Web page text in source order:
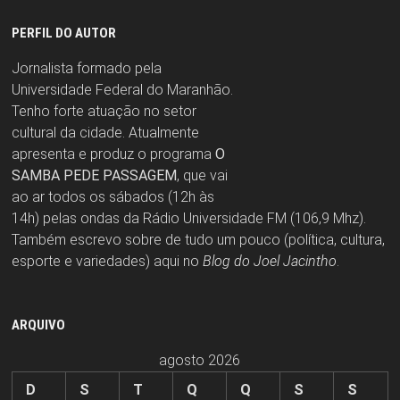
PERFIL DO AUTOR
Jornalista formado pela
Universidade Federal do Maranhão.
Tenho forte atuação no setor
cultural da cidade. Atualmente
apresenta e produz o programa O
SAMBA PEDE PASSAGEM, que vai
ao ar todos os sábados (12h às
14h) pelas ondas da Rádio Universidade FM (106,9 Mhz).
Também escrevo sobre de tudo um pouco (política, cultura,
esporte e variedades) aqui no Blog do Joel Jacintho
ARQUIVO
agosto 2026
D
S T Q Q S S